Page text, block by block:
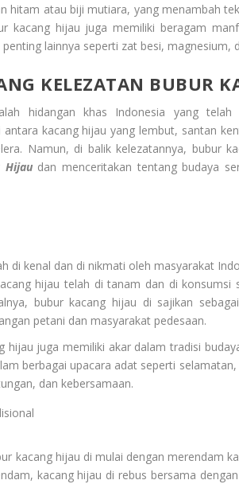
hitam atau biji mutiara, yang menambah
kacang hijau juga memiliki beragam
lainnya seperti zat besi, magnesium,
KELEZATAN BUBUR
hidangan khas Indonesia yang
antara kacang hijau yang lembut, santan
Namun, di balik kelezatannya, bubur
Hijaudan menceritakan tentang budaya
di kenal dan di nikmati oleh masyarakat
hijau telah di tanam dan di konsumsi
bubur kacang hijau di sajikan
petani dan masyarakat pedesaan.
hijau juga memiliki akar dalam tradisi
berbagai upacara adat seperti
dan kebersamaan.
kacang hijau di mulai dengan merendam
kacang hijau di rebus bersama